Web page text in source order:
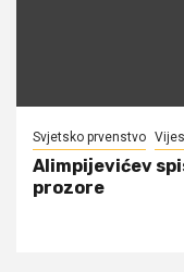
Svjetsko prvenstvo
Alimpijevićev
prozore